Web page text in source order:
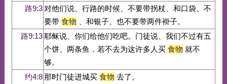
路9:3 对他们说、行路的时候、不要带拐杖、和口袋、不
要带 食物 、和银子、也不要带两件褂子。
路9:13耶稣说、你们给他们吃吧。门徒说、我们不过有五
个饼、两条鱼．若不去为这许多人买 食物 就不
够。
约4:8那时门徒进城买 食物 去了。